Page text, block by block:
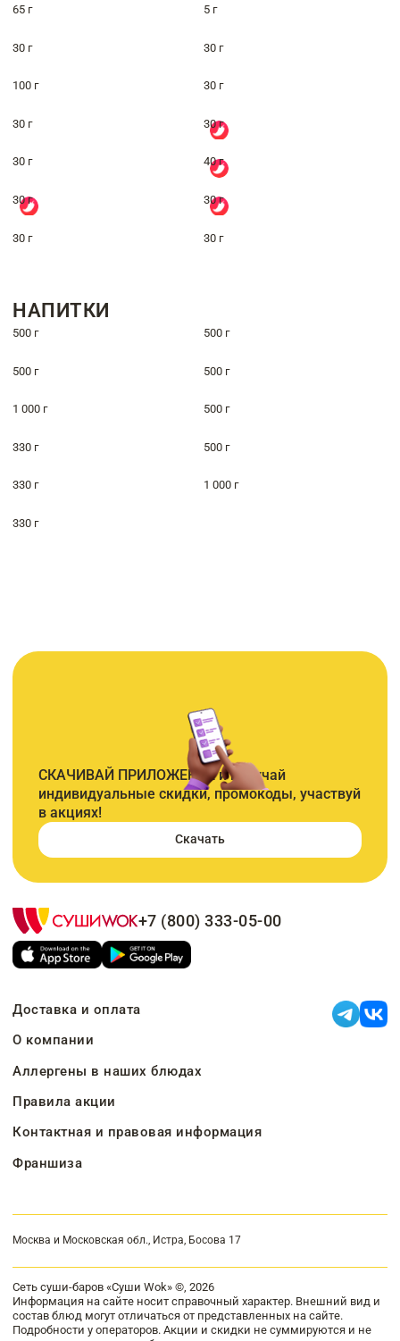
65 г 5 г
30 г 30 г
100 г 30 г
30 г 30 г
30 г 40 г
30 г 30 г
30 г 30 г
НАПИТКИ
500 г 500 г
500 г 500 г
1 000 г 500 г
330 г 500 г
330 г 1 000 г
330 г
СКАЧИВАЙ ПРИЛОЖЕНИЕ и получай
индивидуальные скидки, промокоды, участвуй
в акциях!
Скачать
+7 (800) 333-05-00
Доставка и оплата
О компании
Аллергены в наших блюдах
Правила акции
Контактная и правовая информация
Франшиза
Москва и Московская обл., Истра, Босова 17
Сеть суши-баров «Суши Wok» ©, 2026
Информация на сайте носит справочный характер. Внешний вид и
состав блюд могут отличаться от представленных на сайте.
Подробности у операторов. Акции и скидки не суммируются и не